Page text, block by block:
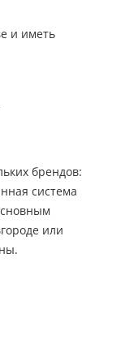
и иметь
брендов:
система
или